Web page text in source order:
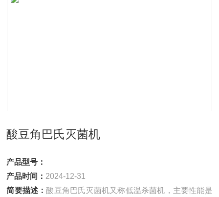
酸豆角巴氏灭菌机
产品型号：
产品时间： 2024-12-31
简要描述：酸豆角巴氏灭菌机又称低温杀菌机，主要性能是